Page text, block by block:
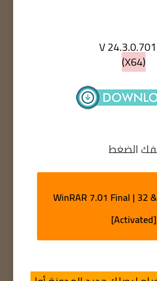
V
(X64)
الضغط
WinRAR 7.01 Final | 32
[Activated]